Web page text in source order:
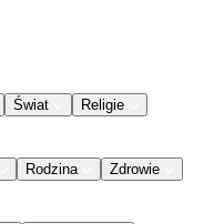
Świat
Religie
Rodzina
Zdrowie